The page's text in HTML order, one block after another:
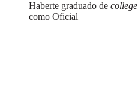
Haberte graduado de college
como Oficial